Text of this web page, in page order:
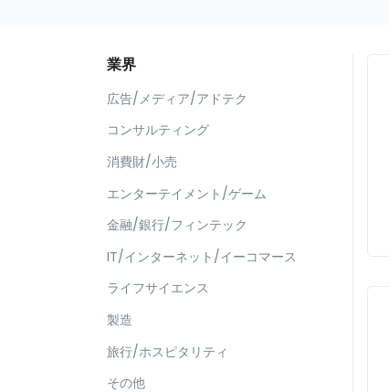
業界
広告/メディア/アドテク
コンサルティング
消費財/小売
エンターテイメント/ゲーム
金融/銀行/フィンテック
IT/インターネット/イーコマース
ライフサイエンス
製造
旅行/ホスピタリティ
その他